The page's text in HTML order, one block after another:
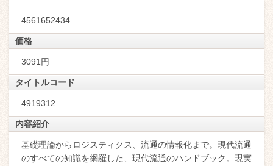
4561652434
価格
3091円
タイトルコード
4919312
内容紹介
基礎理論からロジスティクス、流通の情報化まで。現代流通
のすべての知識を網羅した、現代流通のハンドブック。現実